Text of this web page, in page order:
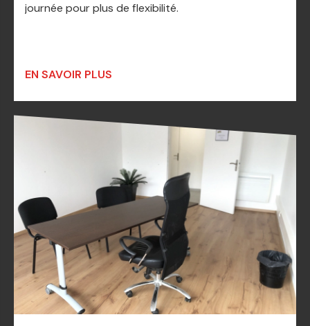
journée pour plus de flexibilité.
EN SAVOIR PLUS